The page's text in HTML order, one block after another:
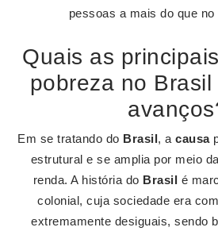
pessoas a mais do que no
Quais as
pobreza no
Em se tratando do Brasil, acausa
estrutural e se amplia por meio
renda. A história do Brasil é
colonial, cuja sociedade era
extremamente desiguais, sendo